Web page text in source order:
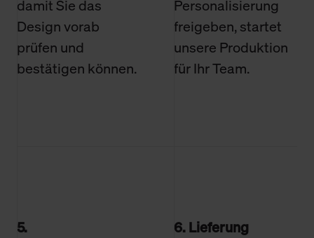
damit Sie das
Design vorab
prüfen und
bestätigen können.
Personalisierung
freigeben, startet
unsere Produktion
für Ihr Team.
5.
6. Lieferung